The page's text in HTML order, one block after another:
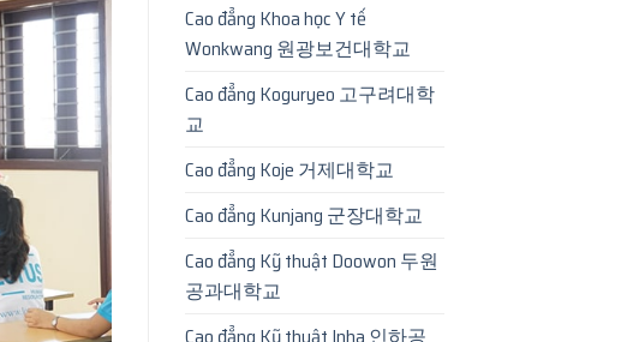
Cao đẳng Khoa học Y tế
Wonkwang 원광보건대학교
Cao đẳng Koguryeo 고구려대학
교
Cao đẳng Koje 거제대학교
Cao đẳng Kunjang 군장대학교
Cao đẳng Kỹ thuật Doowon 두원
공과대학교